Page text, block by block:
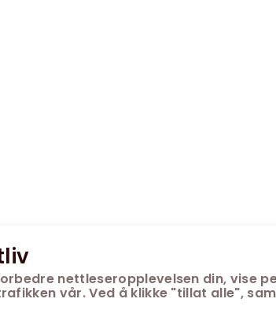
nettleseropplevelsen din, vise
vår. Ved å klikke "tillat alle",